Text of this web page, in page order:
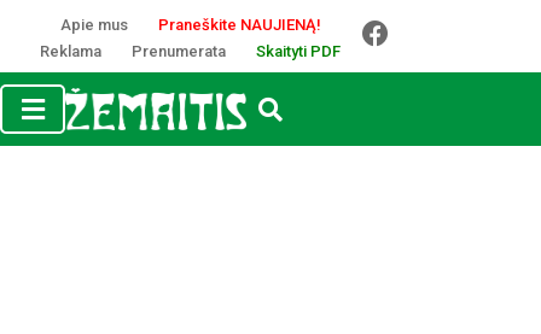
Apie mus
Praneškite NAUJIENĄ!
Reklama
Prenumerata Skaityti PDF